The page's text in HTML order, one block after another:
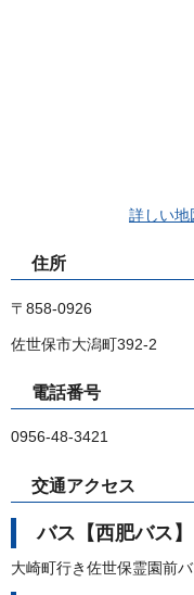
詳しい地
住所
〒858-0926
佐世保市大潟町392-2
電話番号
0956-48-3421
交通アクセス
バス【西肥バス】
大崎町行き佐世保霊園前